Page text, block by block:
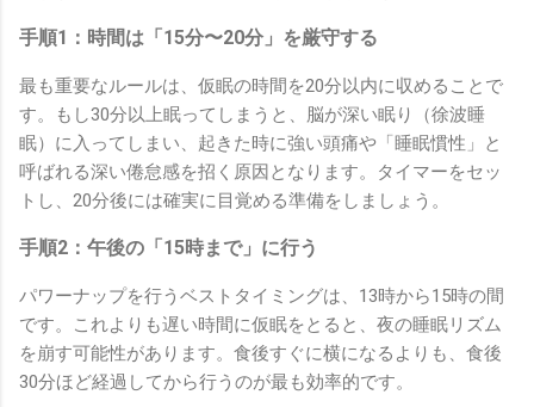
手順1：時間は「15分〜20分」を厳守する
最も重要なルールは、仮眠の時間を20分以内に収めることで
す。もし30分以上眠ってしまうと、脳が深い眠り（徐波睡
眠）に入ってしまい、起きた時に強い頭痛や「睡眠慣性」と
呼ばれる深い倦怠感を招く原因となります。タイマーをセッ
トし、20分後には確実に目覚める準備をしましょう。
手順2：午後の「15時まで」に行う
パワーナップを行うベストタイミングは、13時から15時の間
です。これよりも遅い時間に仮眠をとると、夜の睡眠リズム
を崩す可能性があります。食後すぐに横になるよりも、食後
30分ほど経過してから行うのが最も効率的です。